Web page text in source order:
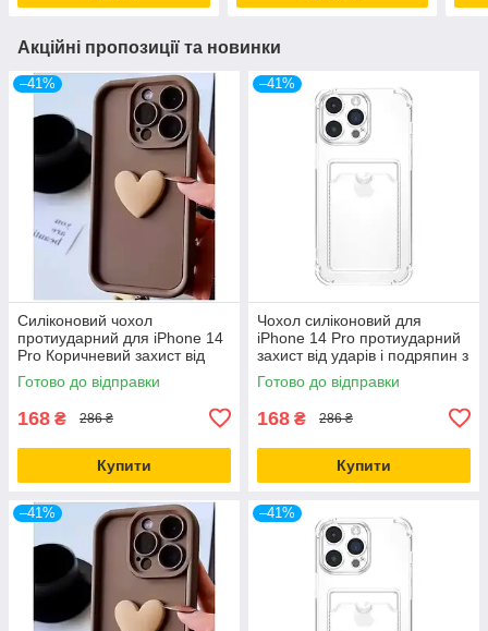
Акційні пропозиції та новинки
–41%
Силіконовий чохол
протиударний для iPhone 14
Pro Коричневий захист від
ударів і подряпин
Готово до відправки
168 ₴ 286 ₴
Купити
–41%
Чохол силіконовий для
iPhone 14 Pro протиударний
захист від ударів і подряпин з
ефектом глітеру
Готово до відправки
168 ₴ 286 ₴
Купити
–41% –41%